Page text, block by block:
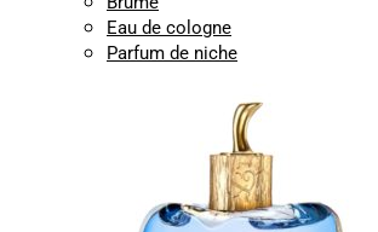
Eau de cologne
Parfum de niche